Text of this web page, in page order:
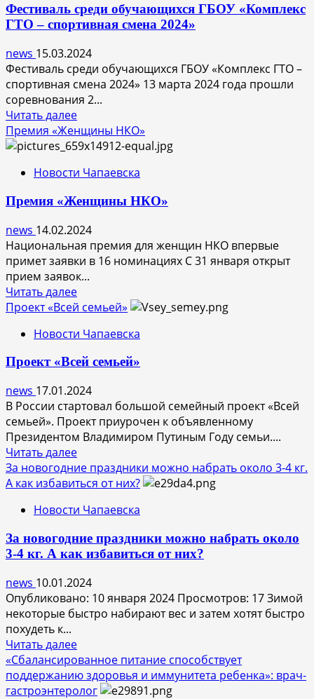
фестиваля
стрит-
арта
ПФО
«ФормART»
Фестиваль среди обучающихся ГБОУ «Комплекс
ГТО – спортивная смена 2024»
news 15.03.2024
Фестиваль среди обучающихся ГБОУ «Комплекс ГТО –
спортивная смена 2024» 13 марта 2024 года прошли
соревнования 2...
Читать далееПрочитать
больше
о
среди
ГБОУ
«Комплекс
ГТО
–
спортивная
смена
2024»
Премия «Женщины НКО»
Новости Чапаевска
Премия «Женщины НКО»
news 14.02.2024
Национальная премия для женщин НКО впервые
примет заявки в 16 номинациях С 31 января открыт
прием заявок...
Читать далееПрочитать
больше
Премия
«Женщины
НКО»
Проект «Всей семьей»
Новости Чапаевска
Проект «Всей семьей»
news 17.01.2024
В России стартовал большой семейный проект «Всей
семьей». Проект приурочен к объявленному
Президентом Владимиром Путиным Году семьи....
Читать далееПрочитать
больше
о
«Всей
За новогодние праздники можно набрать около 3-4 кг.
А как избавиться от них?
Новости Чапаевска
За новогодние праздники можно набрать около
3-4 кг. А как избавиться от них?
news 10.01.2024
Опубликовано: 10 января 2024 Просмотров: 17 Зимой
некоторые быстро набирают вес и затем хотят быстро
похудеть к...
Читать далееПрочитать
больше
о
За
«Сбалансированное питание способствует
поддержанию здоровья и иммунитета ребенка»: врач-
гастроэнтеролог